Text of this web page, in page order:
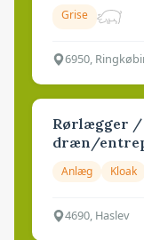
Grise
6950,
Rørlægger /
dræn/
Anlæg Kloak
4690, Haslev